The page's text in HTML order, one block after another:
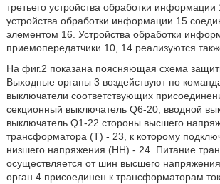
третьего устройства обработки информации
устройства обработки информации 15
элементом 16. Устройства обработки
приемопередатчики 10, 14 реализуются
На фиг.2 показана поясняющая схема
Выходные органы 3 воздействуют по
выключатели соответствующих
секционный выключатель Q6-20, вводной
выключатель Q1-22 стороны высшего
трансформатора (Т) - 23, к которому
низшего напряжения (НН) - 24. Питание
осуществляется от шин высшего
орган 4 присоединен к трансформаторам